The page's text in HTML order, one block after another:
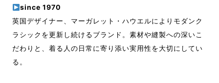
since 1970
英国デザイナー、マーガレット・ハウエルによりモダンク
ラシックを更新し続けるブランド。素材や縫製への深いこ
だわりと、着る人の日常に寄り添い実用性を大切にしてい
る。